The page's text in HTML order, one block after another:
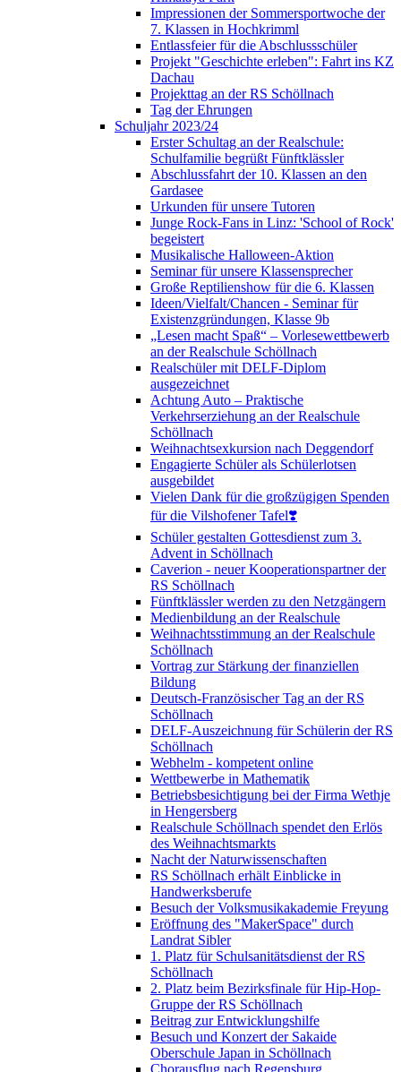
Impressionen der Sommersportwoche der
7. Klassen in Hochkrimml
Entlassfeier für die Abschlussschüler
Projekt "Geschichte erleben": Fahrt ins KZ
Dachau
Projekttag an der RS Schöllnach
Tag der Ehrungen
Schuljahr 2023/24
Erster Schultag an der Realschule:
Schulfamilie begrüßt Fünftklässler
Abschlussfahrt der 10. Klassen an den
Gardasee
Urkunden für unsere Tutoren
Junge Rock-Fans in Linz: 'School of Rock'
begeistert
Musikalische Halloween-Aktion
Seminar für unsere Klassensprecher
Große Reptilienshow für die 6. Klassen
Ideen/Vielfalt/Chancen - Seminar für
Existenzgründungen, Klasse 9b
„Lesen macht Spaß“ – Vorlesewettbewerb
an der Realschule Schöllnach
Realschüler mit DELF-Diplom
ausgezeichnet
Achtung Auto – Praktische
Verkehrserziehung an der Realschule
Schöllnach
Weihnachtsexkursion nach Deggendorf
Engagierte Schüler als Schülerlotsen
ausgebildet
Vielen Dank für die großzügigen Spenden
für die Vilshofener Tafel❣️
Schüler gestalten Gottesdienst zum 3.
Advent in Schöllnach
Caverion - neuer Kooperationspartner der
RS Schöllnach
Fünftklässler werden zu den Netzgängern
Medienbildung an der Realschule
Weihnachtsstimmung an der Realschule
Schöllnach
Vortrag zur Stärkung der finanziellen
Bildung
Deutsch-Französischer Tag an der RS
Schöllnach
DELF-Auszeichnung für Schülerin der RS
Schöllnach
Webhelm - kompetent online
Wettbewerbe in Mathematik
Betriebsbesichtigung bei der Firma Wethje
in Hengersberg
Realschule Schöllnach spendet den Erlös
des Weihnachtsmarkts
Nacht der Naturwissenschaften
RS Schöllnach erhält Einblicke in
Handwerksberufe
Besuch der Volksmusikakademie Freyung
Eröffnung des "MakerSpace" durch
Landrat Sibler
1. Platz für Schulsanitätsdienst der RS
Schöllnach
2. Platz beim Bezirksfinale für Hip-Hop-
Gruppe der RS Schöllnach
Beitrag zur Entwicklungshilfe
Besuch und Konzert der Sakaide
Oberschule Japan in Schöllnach
Chorausflug nach Regensburg